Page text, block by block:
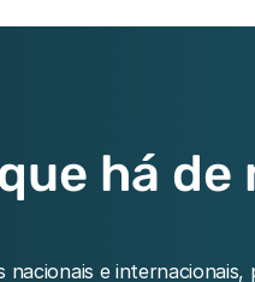
há de
e internacionais,